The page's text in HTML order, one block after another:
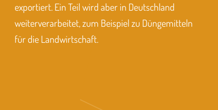
exportiert. Ein Teil wird aber in Deutschland
weiterverarbeitet, zum Beispiel zu Düngemitteln
für die Landwirtschaft.